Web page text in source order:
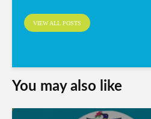
VIEW ALL POSTS
You may also like